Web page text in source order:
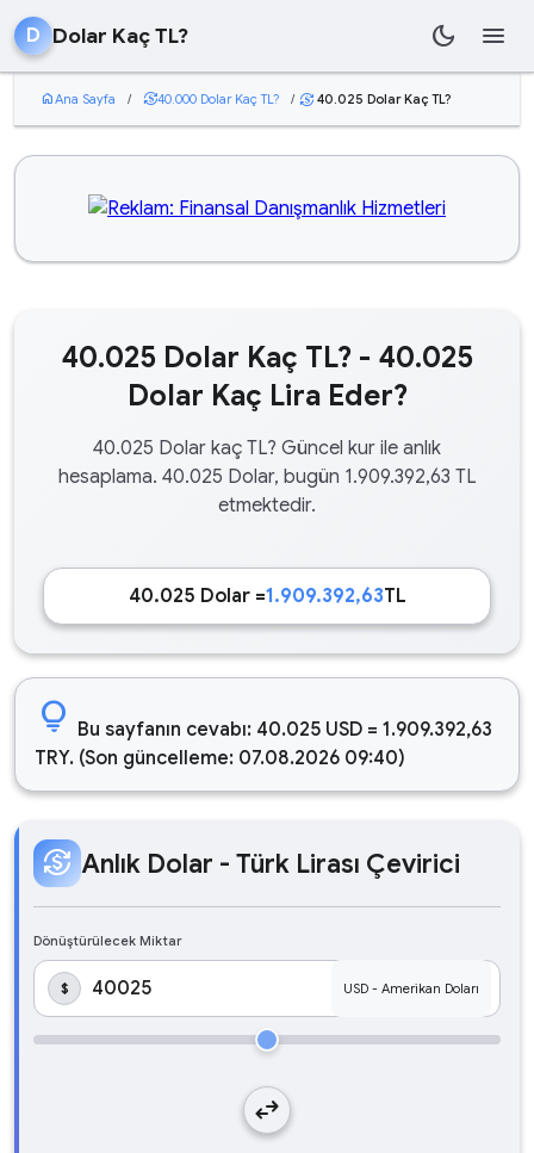
D Dolar Kaç TL? dark_mode menu
homeAna Sayfa / currency_exchange40.000 Dolar Kaç TL? / currency_exchange 40.025 Dolar Kaç TL?
40.025 Dolar Kaç TL? - 40.025
Dolar Kaç Lira Eder?
40.025 Dolar kaç TL? Güncel kur ile anlık
hesaplama. 40.025 Dolar, bugün 1.909.392,63 TL
etmektedir.
40.025 Dolar =1.909.392,63TL
lightbulb Bu sayfanın cevabı: 40.025 USD = 1.909.392,63
TRY. (Son güncelleme: 07.08.2026 09:40)
currency_exchange Anlık Dolar - Türk Lirası Çevirici
Dönüştürülecek Miktar
$
swap_horiz